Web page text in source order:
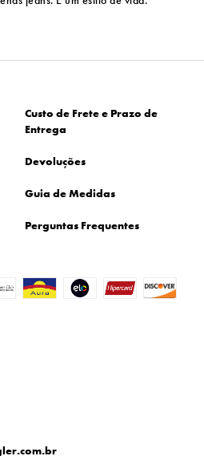
Custo de Frete e Prazo de
Entrega
Devoluções
Guia de Medidas
Perguntas Frequentes